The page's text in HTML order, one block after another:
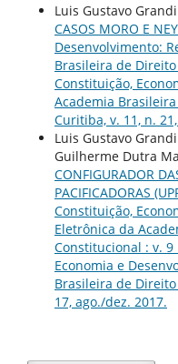
Luis Gustavo
CASOS MORO E
Desenvolvimento:
Brasileira de
Constituição,
Academia
Curitiba, v. 11, n.
Luis Gustavo
Guilherme Dutra
CONFIGURADOR
PACIFICADORAS
Constituição,
Eletrônica da
Constitucional : v. 9
Economia e
Brasileira de
17, ago./dez. 2017.